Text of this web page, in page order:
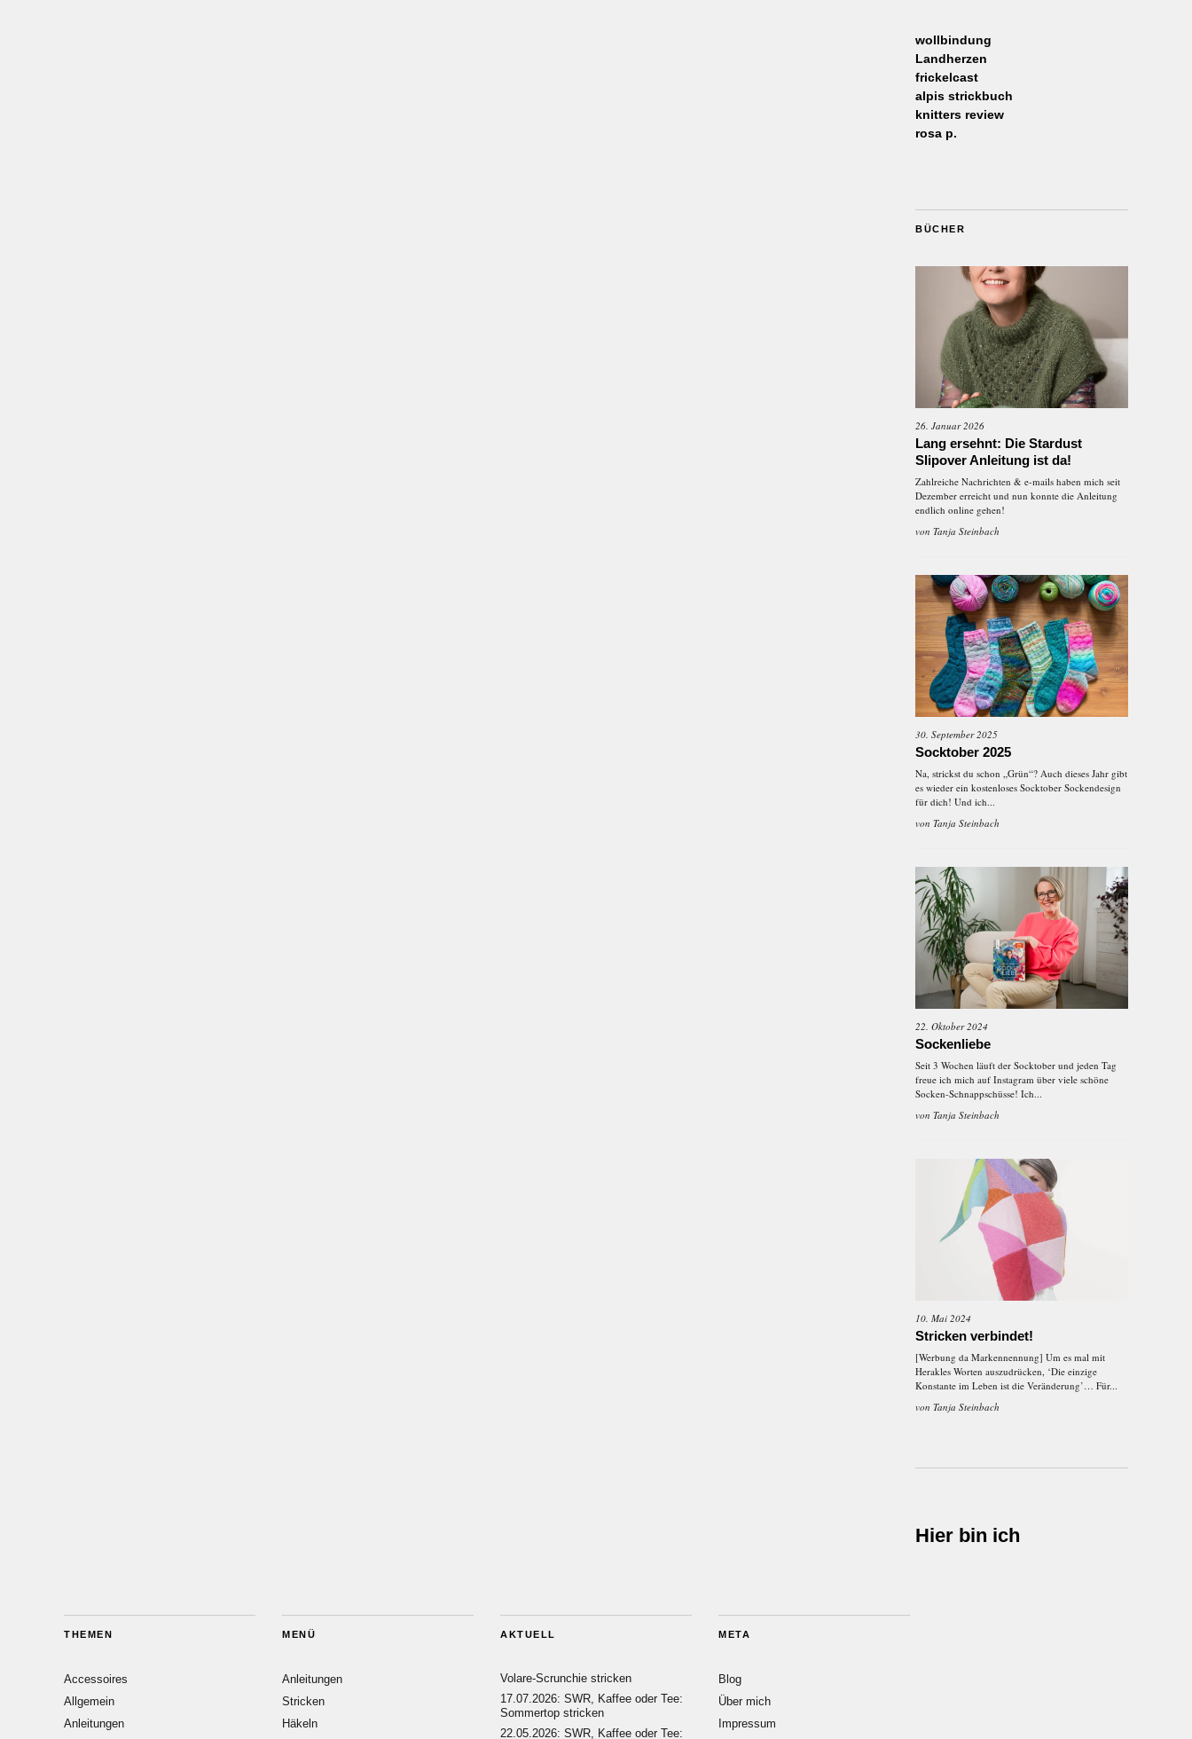
wollbindung
Landherzen
frickelcast
alpis strickbuch
knitters review
rosa p.
BÜCHER
26. Januar 2026
Lang ersehnt: Die Stardust
Slipover Anleitung ist da!
Zahlreiche Nachrichten & e-mails haben mich seit
Dezember erreicht und nun konnte die Anleitung
endlich online gehen!
von Tanja Steinbach
30. September 2025
Socktober 2025
Na, strickst du schon „Grün“? Auch dieses Jahr gibt
es wieder ein kostenloses Socktober Sockendesign
für dich! Und ich...
von Tanja Steinbach
22. Oktober 2024
Sockenliebe
Seit 3 Wochen läuft der Socktober und jeden Tag
freue ich mich auf Instagram über viele schöne
Socken-Schnappschüsse! Ich...
von Tanja Steinbach
10. Mai 2024
Stricken verbindet!
[Werbung da Markennennung] Um es mal mit
Herakles Worten auszudrücken, ‘Die einzige
Konstante im Leben ist die Veränderung’… Für...
von Tanja Steinbach
Hier bin ich
THEMEN
Accessoires
Allgemein
Anleitungen
MENÜ
Anleitungen
Stricken
Häkeln
AKTUELL
Volare-Scrunchie stricken
17.07.2026: SWR, Kaffee oder Tee:
Sommertop stricken
22.05.2026: SWR, Kaffee oder Tee:
META
Blog
Über mich
Impressum